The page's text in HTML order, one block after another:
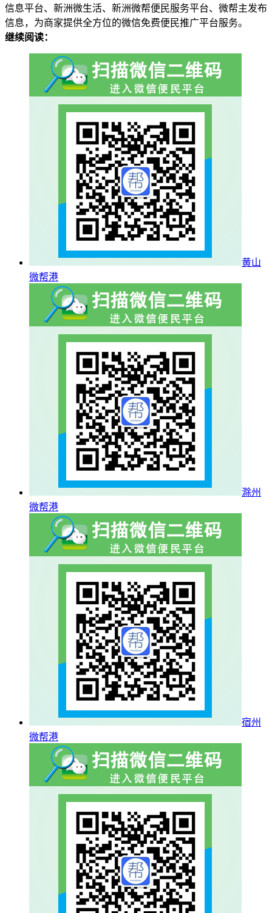
信息平台、新洲微生活、新洲微帮便民服务平台、微帮主发布
信息，为商家提供全方位的微信免费便民推广平台服务。
继续阅读：
黄山
微帮港
滁州
微帮港
宿州
微帮港